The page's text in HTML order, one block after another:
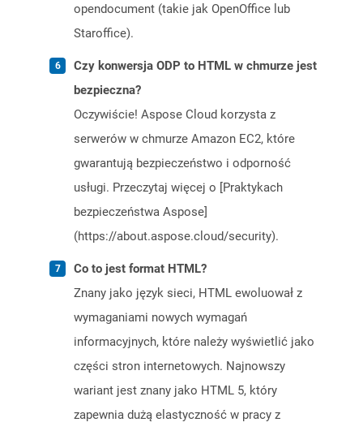
opendocument (takie jak OpenOffice lub
Staroffice).
Czy konwersja ODP to HTML w chmurze jest
bezpieczna?
Oczywiście! Aspose Cloud korzysta z
serwerów w chmurze Amazon EC2, które
gwarantują bezpieczeństwo i odporność
usługi. Przeczytaj więcej o [Praktykach
bezpieczeństwa Aspose]
(https://about.aspose.cloud/security).
Co to jest format HTML?
Znany jako język sieci, HTML ewoluował z
wymaganiami nowych wymagań
informacyjnych, które należy wyświetlić jako
części stron internetowych. Najnowszy
wariant jest znany jako HTML 5, który
zapewnia dużą elastyczność w pracy z